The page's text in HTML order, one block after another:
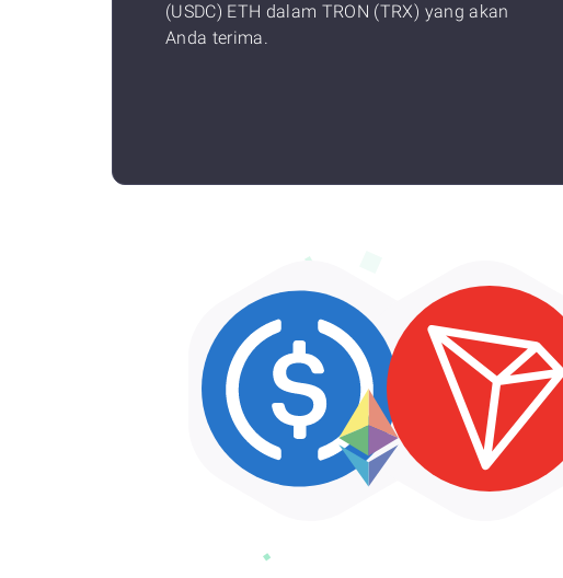
(USDC) ETH dalam TRON (TRX) yang akan
Anda terima.